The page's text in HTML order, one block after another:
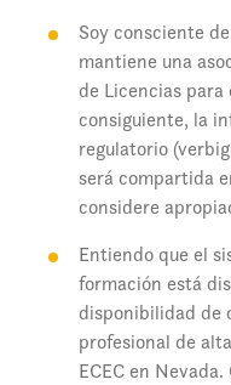
Soy consciente
mantiene una
de Licencias
consiguiente, la
regulatorio
será compartida
considere
Entiendo que el
formación está
disponibilidad de
profesional de
ECEC en